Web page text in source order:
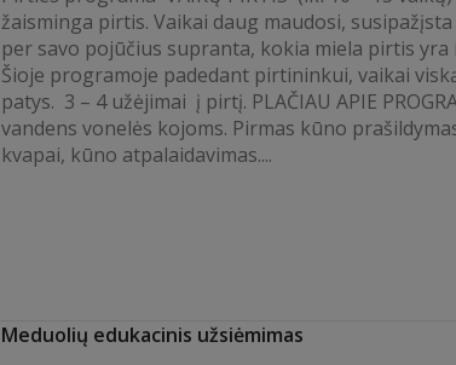
žaisminga pirtis. Vaikai daug maudosi,
per savo pojūčius supranta, kokia miela pirtis yra
Šioje programoje padedant pirtininkui, vaikai
patys. 3 – 4 užėjimai į pirtį. PLAČIAU APIE
vandens vonelės kojoms. Pirmas kūno
kvapai, kūno atpalaidavimas....
Meduolių edukacinis užsiėmimas